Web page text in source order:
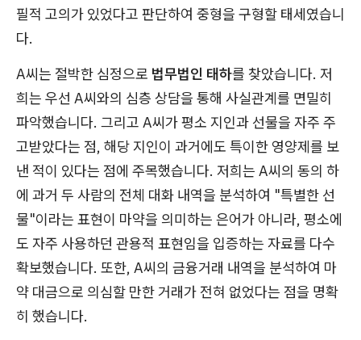
필적 고의가 있었다고 판단하여 중형을 구형할 태세였습니
다.
A씨는 절박한 심정으로 법무법인 태하를 찾았습니다. 저
희는 우선 A씨와의 심층 상담을 통해 사실관계를 면밀히
파악했습니다. 그리고 A씨가 평소 지인과 선물을 자주 주
고받았다는 점, 해당 지인이 과거에도 특이한 영양제를 보
낸 적이 있다는 점에 주목했습니다. 저희는 A씨의 동의 하
에 과거 두 사람의 전체 대화 내역을 분석하여 "특별한 선
물"이라는 표현이 마약을 의미하는 은어가 아니라, 평소에
도 자주 사용하던 관용적 표현임을 입증하는 자료를 다수
확보했습니다. 또한, A씨의 금융거래 내역을 분석하여 마
약 대금으로 의심할 만한 거래가 전혀 없었다는 점을 명확
히 했습니다.